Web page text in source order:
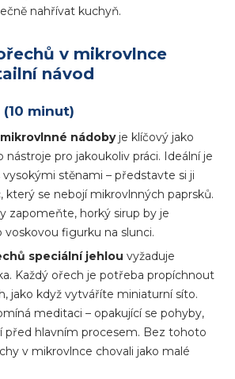
nahřívat kuchyň.
v mikrovlnce
návod
minut)
nádobyje klíčový jako
nástroje pro jakoukoliv práci. Ideální je
vysokými stěnami – představte si ji
který se nebojí mikrovlnných paprsků.
zapomeňte, horký sirup by je
voskovou figurku na slunci.
speciální jehlou vyžaduje
Každý ořech je potřeba propíchnout
jako když vytváříte miniaturní síto.
meditaci – opakující se pohyby,
před hlavním procesem. Bez tohoto
v mikrovlnce chovali jako malé